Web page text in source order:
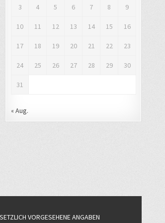
3 4 5 6 7 8 9
10 11 12 13 14 15 16
17 18 19 20 21 22 23
24 25 26 27 28 29 30
31
« Aug.
VORGESEHENE ANGABEN